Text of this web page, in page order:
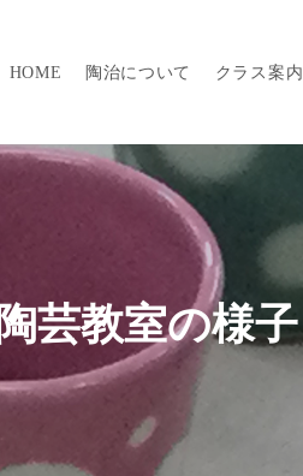
HOME 陶治について クラス案内
陶芸教室の様子